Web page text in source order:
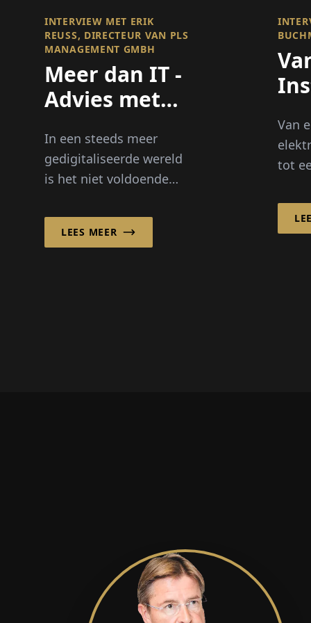
INTERVIEW MET ERIK
REUSS, DIRECTEUR VAN PLS M
ANAGEMENT GMBH
Meer dan IT -
Advies met
In een steeds meer
gedigitaliseerde wereld
is het niet voldoende
ondersteunende functie
binnen een bedrijf te
LEES MEER
Van
tot
de